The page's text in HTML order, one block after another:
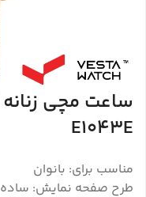
E1043E
مناسب برای: بانوان
طرح صفحه نمایش: ساده